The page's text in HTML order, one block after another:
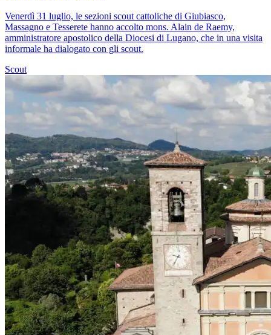
Venerdì 31 luglio, le sezioni scout cattoliche di Giubiasco,
Massagno e Tesserete hanno accolto mons. Alain de Raemy,
amministratore apostolico della Diocesi di Lugano, che in una visita
informale ha dialogato con gli scout.
Scout